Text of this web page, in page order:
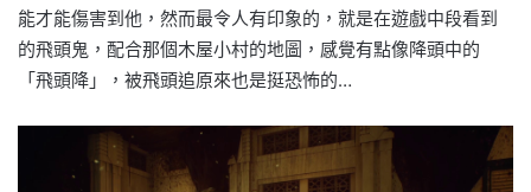
能才能傷害到他，然而最令人有印象的，就是在遊戲中段看到
的飛頭鬼，配合那個木屋小村的地圖，感覺有點像降頭中的
「飛頭降」，被飛頭追原來也是挺恐怖的…